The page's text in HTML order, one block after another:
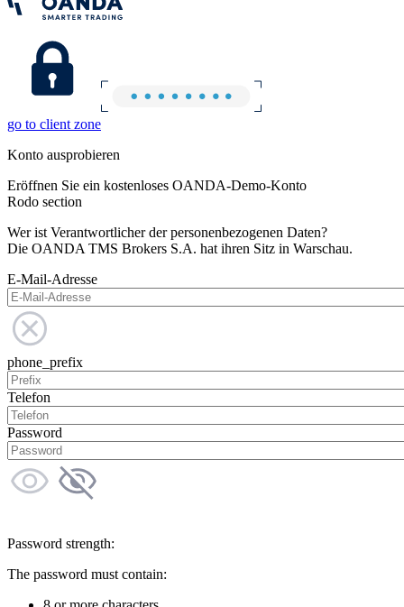
go to client zone
Konto ausprobieren
Eröffnen Sie ein kostenloses OANDA-Demo-Konto
Rodo section
Wer ist Verantwortlicher der personenbezogenen Daten?
Die OANDA TMS Brokers S.A. hat ihren Sitz in Warschau.
E-Mail-Adresse
phone_prefix
Telefon
Password
Password strength:
The password must contain: